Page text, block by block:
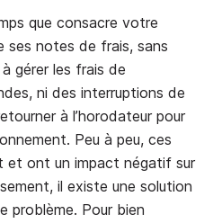
que consacre votre
ses notes de frais, sans
gérer les frais de
ni des interruptions de
à l’horodateur pour
Peu à peu, ces
et ont un impact négatif sur
il existe une solution
problème. Pour bien